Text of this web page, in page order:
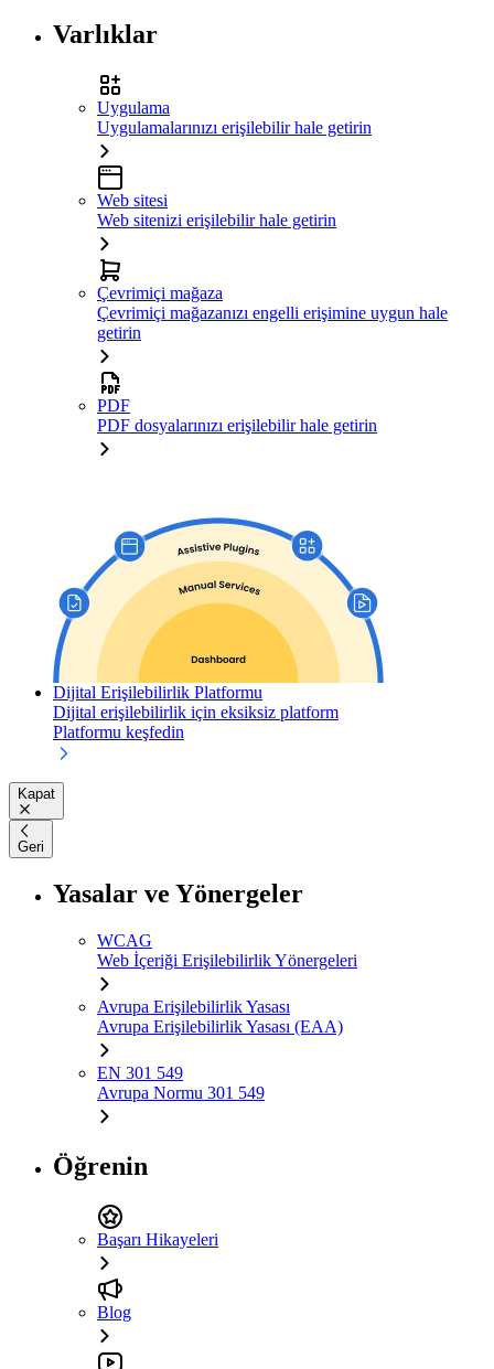
Varlıklar
Uygulama
Uygulamalarınızı erişilebilir hale getirin
Web sitesi
Web sitenizi erişilebilir hale getirin
Çevrimiçi mağaza
Çevrimiçi mağazanızı engelli erişimine uygun hale
getirin
PDF
PDF dosyalarınızı erişilebilir hale getirin
Dijital Erişilebilirlik Platformu
Dijital erişilebilirlik için eksiksiz platform
Platformu keşfedin
Kapat
Geri
Yasalar ve Yönergeler
WCAG
Web İçeriği Erişilebilirlik Yönergeleri
Avrupa Erişilebilirlik Yasası
Avrupa Erişilebilirlik Yasası (EAA)
EN 301 549
Avrupa Normu 301 549
Öğrenin
Başarı Hikayeleri
Blog